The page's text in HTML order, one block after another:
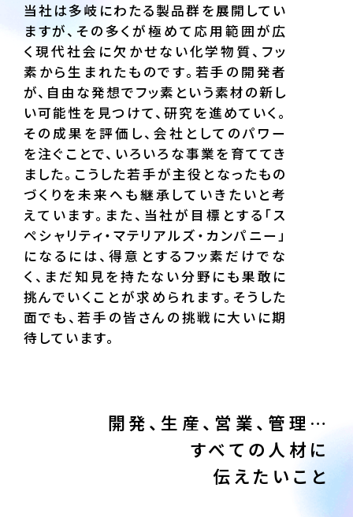
当社は多岐にわたる製品群を展開してい
ますが、その多くが極めて応用範囲が広
く現代社会に欠かせない化学物質、フッ
素から生まれたものです。若手の開発者
が、自由な発想でフッ素という素材の新し
い可能性を見つけて、研究を進めていく。
その成果を評価し、会社としてのパワー
を注ぐことで、いろいろな事業を育ててき
ました。こうした若手が主役となったもの
づくりを未来へも継承していきたいと考
えています。また、当社が目標とする「ス
ペシャリティ・マテリアルズ・カンパニー」
になるには、得意とするフッ素だけでな
く、まだ知見を持たない分野にも果敢に
挑んでいくことが求められます。そうした
面でも、若手の皆さんの挑戦に大いに期
待しています。
開発、生産、営業、管理…
すべての人材に
伝えたいこと